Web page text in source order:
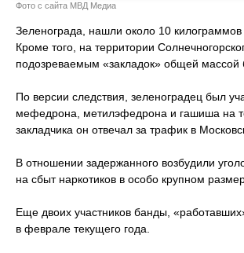
Фото с сайта МВД Медиа
Зеленограда, нашли около 10
Кроме того, на территории
подозреваемым «закладок» общей массой
По версии следствия, зеленоградец был
мефедрона, метилэфедрона и гашиша на
закладчика он отвечал за трафик в
В отношении задержанного возбудили
на сбыт наркотиков в особо крупном
Еще двоих участников банды,
в феврале текущего года.